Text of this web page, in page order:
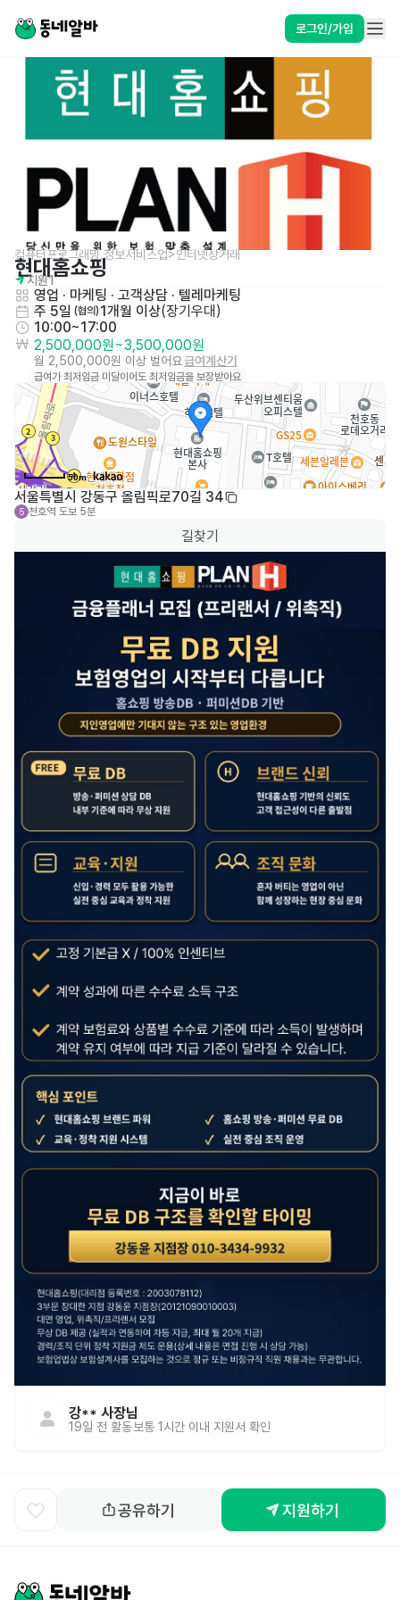
로그인/가입
컴퓨터프로그래밍,정보서비스업>인터넷상거래
현대홈쇼핑
지원1
영업 · 마케팅 · 고객상담 · 텔레마케팅
주 5일 (협의) 1개월 이상(장기우대 )
10:00~17:00
2,500,000원~3,500,000원
월 2,500,000원 이상 벌어요급여계산기
급여가 최저임금 미달이어도 최저임금을 보장받아요
50m
서울특별시 강동구 올림픽로70길 34
5 천호역 도보 5분
길찾기
강** 사장님
19일 전 활동보통 1시간 이내 지원서 확인
공유하기 지원하기